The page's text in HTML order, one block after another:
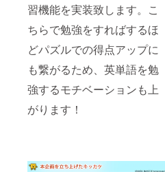
習機能を実装致します。こ
ちらで勉強をすればするほ
どパズルでの得点アップに
も繋がるため、英単語を勉
強するモチベーションも上
がります！